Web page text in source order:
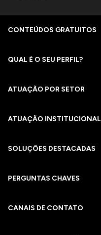
CONTEÚDOS GRATUITOS
QUAL É O SEU PERFIL?
ATUAÇÃO POR SETOR
ATUAÇÃO INSTITUCIONAL
SOLUÇÕES DESTACADAS
PERGUNTAS CHAVES​
CANAIS DE CONTATO